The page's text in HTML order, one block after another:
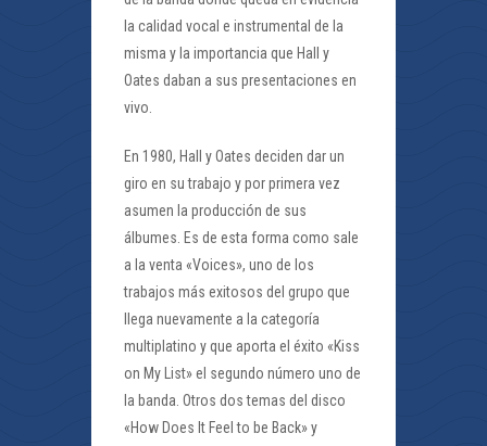
la calidad vocal e instrumental de la
misma y la importancia que Hall y
Oates daban a sus presentaciones en
vivo.
En 1980, Hall y Oates deciden dar un
giro en su trabajo y por primera vez
asumen la producción de sus
álbumes. Es de esta forma como sale
a la venta «Voices», uno de los
trabajos más exitosos del grupo que
llega nuevamente a la categoría
multiplatino y que aporta el éxito «Kiss
on My List» el segundo número uno de
la banda. Otros dos temas del disco
«How Does It Feel to be Back» y